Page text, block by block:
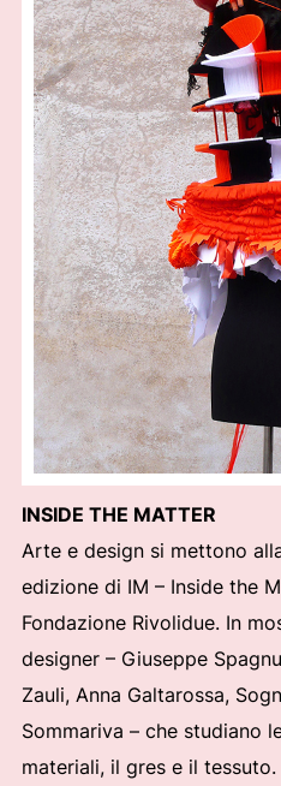
INSIDE THE MATTER
Arte e design si mettono
edizione di IM – Inside the
Fondazione Rivolidue. In
designer – Giuseppe
Zauli, Anna Galtarossa,
Sommariva – che studiano
materiali, il gres e il tessuto.